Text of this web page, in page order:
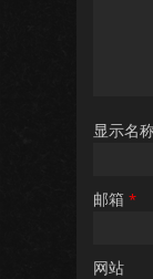
显示名
邮箱 *
网站